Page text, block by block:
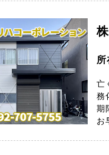
亡
務
期
お